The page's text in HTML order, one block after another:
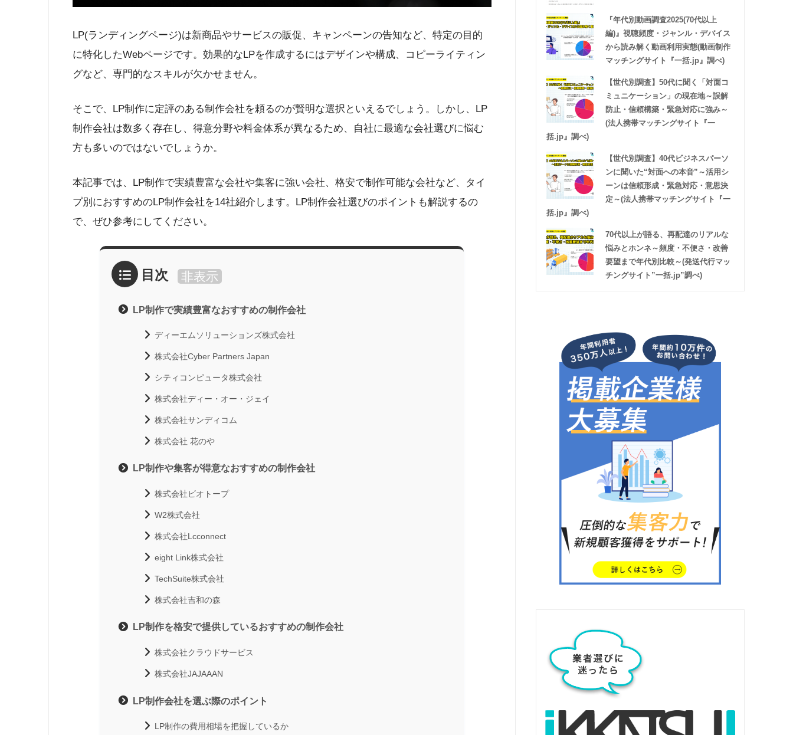
LP(ランディングページ)は新商品やサービスの販促、キャンペーンの告知など、特定の目的
に特化したWebページです。効果的なLPを作成するにはデザインや構成、コピーライティン
グなど、専門的なスキルが欠かせません。
そこで、LP制作に定評のある制作会社を頼るのが賢明な選択といえるでしょう。しかし、LP
制作会社は数多く存在し、得意分野や料金体系が異なるため、自社に最適な会社選びに悩む
方も多いのではないでしょうか。
本記事では、LP制作で実績豊富な会社や集客に強い会社、格安で制作可能な会社など、タイ
プ別におすすめのLP制作会社を14社紹介します。LP制作会社選びのポイントも解説するの
で、ぜひ参考にしてください。
目次 非表示
LP制作で実績豊富なおすすめの制作会社
ディーエムソリューションズ株式会社
株式会社Cyber Partners Japan
シティコンピュータ株式会社
株式会社ディー・オー・ジェイ
株式会社サンディコム
株式会社 花のや
LP制作や集客が得意なおすすめの制作会社
株式会社ビオトープ
W2株式会社
株式会社Lcconnect
eight Link株式会社
TechSuite株式会社
株式会社吉和の森
LP制作を格安で提供しているおすすめの制作会社
株式会社クラウドサービス
株式会社JAJAAAN
LP制作会社を選ぶ際のポイント
LP制作の費用相場を把握しているか
『年代別動画調査2025(70代以上
編)』視聴頻度・ジャンル・デバイス
から読み解く動画利用実態(動画制作
マッチングサイト『一括.jp』調べ)
【世代別調査】50代に聞く「対面コ
ミュニケーション」の現在地～誤解
防止・信頼構築・緊急対応に強み～
(法人携帯マッチングサイト『一
括.jp』調べ)
【世代別調査】40代ビジネスパーソ
ンに聞いた“対面への本音”～活用シ
ーンは信頼形成・緊急対応・意思決
定～(法人携帯マッチングサイト『一
括.jp』調べ)
70代以上が語る、再配達のリアルな
悩みとホンネ～頻度・不便さ・改善
要望まで年代別比較～(発送代行マッ
チングサイト”一括.jp”調べ)